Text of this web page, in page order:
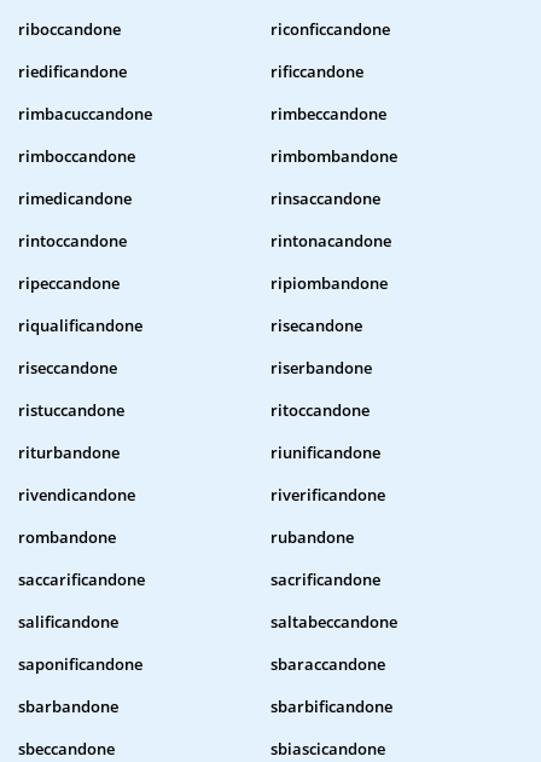
riboccandone
riconficcandone
riedificandone
rificcandone
rimbacuccandone
rimbeccandone
rimboccandone
rimbombandone
rimedicandone
rinsaccandone
rintoccandone
rintonacandone
ripeccandone
ripiombandone
riqualificandone
risecandone
riseccandone
riserbandone
ristuccandone
ritoccandone
riturbandone
riunificandone
rivendicandone
riverificandone
rombandone
rubandone
saccarificandone
sacrificandone
salificandone
saltabeccandone
saponificandone
sbaraccandone
sbarbandone
sbarbificandone
sbeccandone
sbiascicandone